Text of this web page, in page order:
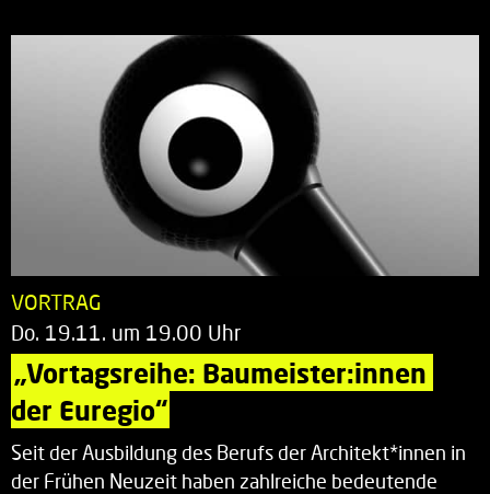
VORTRAG
Do. 19.11. um 19.00 Uhr
„Vortagsreihe: Baumeister:innen
der Euregio“
Seit der Ausbildung des Berufs der Architekt*innen in
der Frühen Neuzeit haben zahlreiche bedeutende